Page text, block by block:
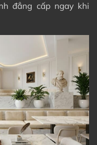
đẳng cấp ngay khi